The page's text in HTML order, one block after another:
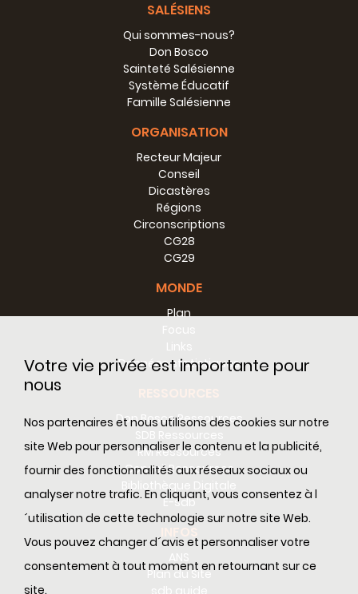
Votre vie privée est importante pour
nous
Nos partenaires et nous utilisons des cookies sur notre
site Web pour personnaliser le contenu et la publicité,
fournir des fonctionnalités aux réseaux sociaux ou
analyser notre trafic. En cliquant, vous consentez à l
´utilisation de cette technologie sur notre site Web.
Vous pouvez changer d´avis et personnaliser votre
consentement à tout moment en retournant sur ce
site.
SALÉSIENS
Qui sommes-nous?
Don Bosco
Sainteté Salésienne
Système Éducatif
Famille Salésienne
ORGANISATION
Recteur Majeur
Conseil
Dicastères
Régions
Circonscriptions
CG28
CG29
MONDE
Plan
Données statistiques
Don Bosco Ressources
RM Ressources
Conseil Ressources
Bibliothèque Digitale
E-sdb
Plan du Site